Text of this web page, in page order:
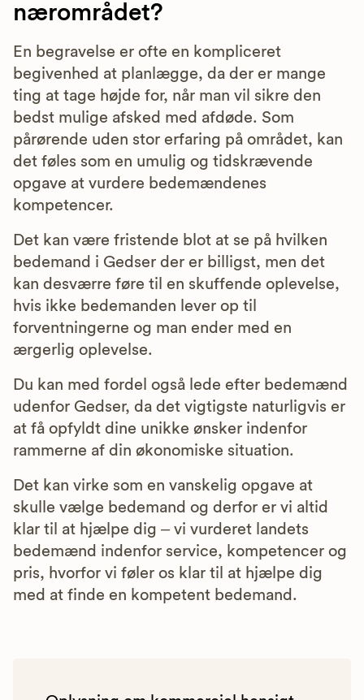
nærområdet?
En begravelse er ofte en kompliceret
begivenhed at planlægge, da der er mange
ting at tage højde for, når man vil sikre den
bedst mulige afsked med afdøde. Som
pårørende uden stor erfaring på området, kan
det føles som en umulig og tidskrævende
opgave at vurdere bedemændenes
kompetencer.
Det kan være fristende blot at se på hvilken
bedemand i Gedser der er billigst, men det
kan desværre føre til en skuffende oplevelse,
hvis ikke bedemanden lever op til
forventningerne og man ender med en
ærgerlig oplevelse.
Du kan med fordel også lede efter bedemænd
udenfor Gedser, da det vigtigste naturligvis er
at få opfyldt dine unikke ønsker indenfor
rammerne af din økonomiske situation.
Det kan virke som en vanskelig opgave at
skulle vælge bedemand og derfor er vi altid
klar til at hjælpe dig – vi vurderet landets
bedemænd indenfor service, kompetencer og
pris, hvorfor vi føler os klar til at hjælpe dig
med at finde en kompetent bedemand.